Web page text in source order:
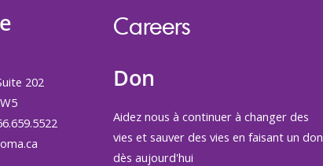
202
Careers
Don
Aidez nous à continuer à changer des
vies et sauver des vies en faisant un don
dès aujourd'hui